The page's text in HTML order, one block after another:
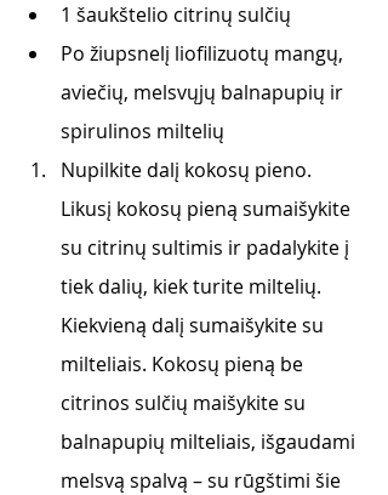
1 šaukštelio citrinų sulčių
Po žiupsnelį liofilizuotų mangų,
aviečių, melsvųjų balnapupių ir
spirulinos miltelių
Nupilkite dalį kokosų pieno.
Likusį kokosų pieną sumaišykite
su citrinų sultimis ir padalykite į
tiek dalių, kiek turite miltelių.
Kiekvieną dalį sumaišykite su
milteliais. Kokosų pieną be
citrinos sulčių maišykite su
balnapupių milteliais, išgaudami
melsvą spalvą – su rūgštimi šie